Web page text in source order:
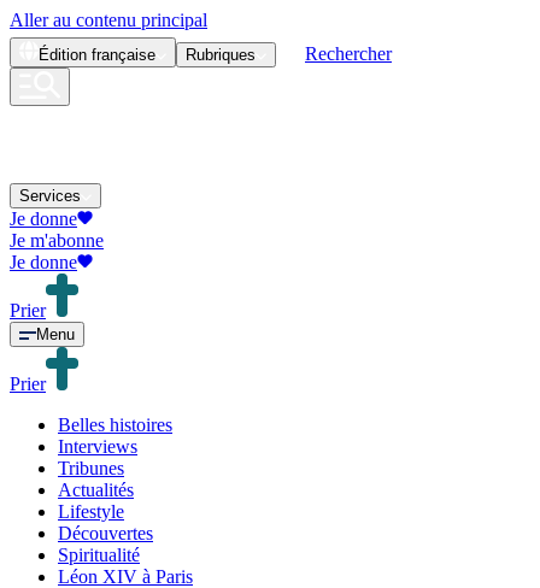
Aller au contenu principal
Édition française Rubriques Rechercher
Services
Je donne
Je m'abonne
Je donne
Prier
Menu
Prier
Belles histoires
Interviews
Tribunes
Actualités
Lifestyle
Découvertes
Spiritualité
Léon XIV à Paris